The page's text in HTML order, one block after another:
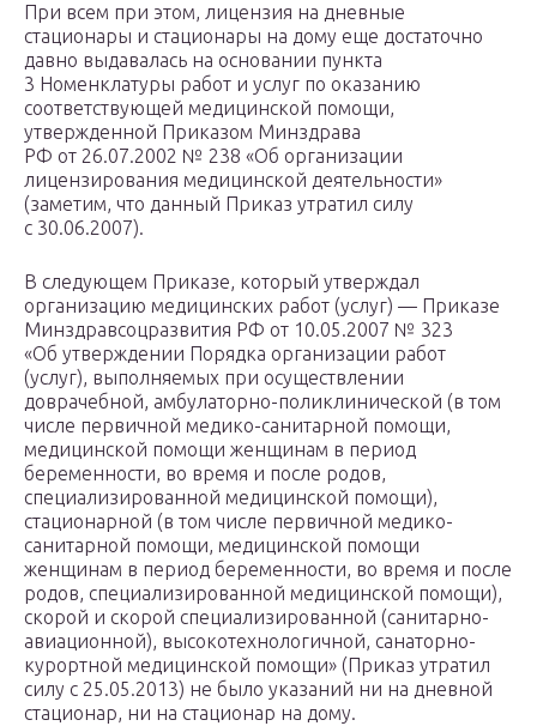
При всем при этом, лицензия на дневные
стационары и стационары на дому еще достаточно
давно выдавалась на основании пункта
3 Номенклатуры работ и услуг по оказанию
соответствующей медицинской помощи,
утвержденной Приказом Минздрава
РФ от 26.07.2002 № 238 «Об организации
лицензирования медицинской деятельности»
(заметим, что данный Приказ утратил силу
с 30.06.2007).
В следующем Приказе, который утверждал
организацию медицинских работ (услуг) — Приказе
Минздравсоцразвития РФ от 10.05.2007 № 323
«Об утверждении Порядка организации работ
(услуг), выполняемых при осуществлении
доврачебной, амбулаторно-поликлинической (в том
числе первичной медико-санитарной помощи,
медицинской помощи женщинам в период
беременности, во время и после родов,
специализированной медицинской помощи),
стационарной (в том числе первичной медико-
санитарной помощи, медицинской помощи
женщинам в период беременности, во время и после
родов, специализированной медицинской помощи),
скорой и скорой специализированной (санитарно-
авиационной), высокотехнологичной, санаторно-
курортной медицинской помощи» (Приказ утратил
силу с 25.05.2013) не было указаний ни на дневной
стационар, ни на стационар на дому.